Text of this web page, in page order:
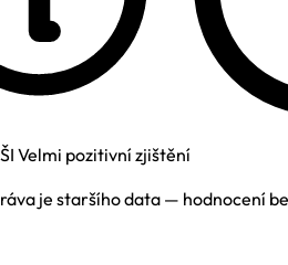
Velmi pozitivní zjištění
je staršího data — hodnocení